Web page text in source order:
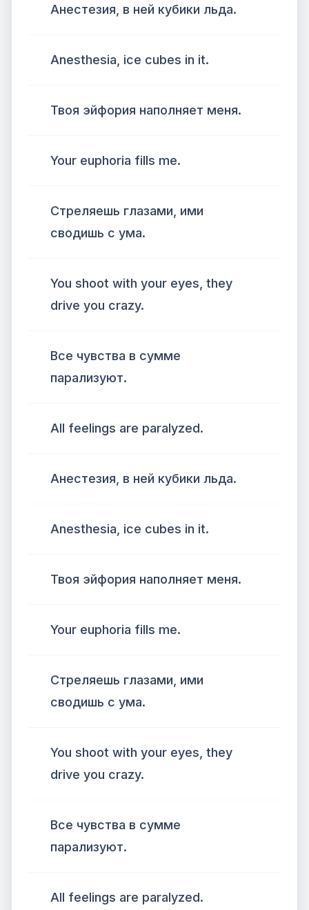
Анестезия, в ней кубики льда.
Anesthesia, ice cubes in it.
Твоя эйфория наполняет меня.
Your euphoria fills me.
Стреляешь глазами, ими
сводишь с ума.
You shoot with your eyes, they
drive you crazy.
Все чувства в сумме
парализуют.
All feelings are paralyzed.
Анестезия, в ней кубики льда.
Anesthesia, ice cubes in it.
Твоя эйфория наполняет меня.
Your euphoria fills me.
Стреляешь глазами, ими
сводишь с ума.
You shoot with your eyes, they
drive you crazy.
Все чувства в сумме
парализуют.
All feelings are paralyzed.